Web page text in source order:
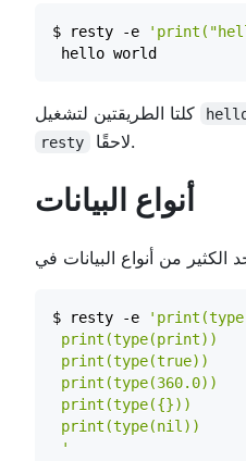
$ resty -e
resty لاحقًا.
أنواع البيانات
$ resty -e
'